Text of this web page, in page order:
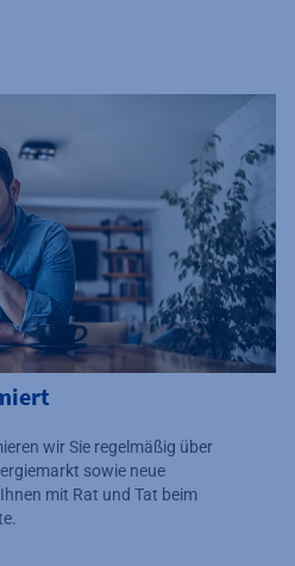
wir Sie regelmäßig über
sowie neue
mit Rat und Tat beim